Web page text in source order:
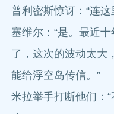
普利密斯惊讶：“连
塞维尔：“是。最近
了，这次的波动太大
能给浮空岛传信。”
米拉举手打断他们：